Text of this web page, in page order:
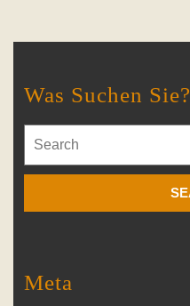
Was Suchen Sie?
for:
Meta